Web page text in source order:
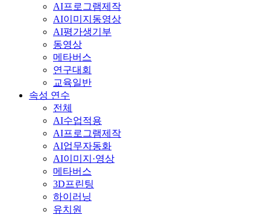
AI프로그램제작
AI이미지동영상
AI평가생기부
동영상
메타버스
연구대회
교육일반
속성 연수
전체
AI수업적용
AI프로그램제작
AI업무자동화
AI이미지·영상
메타버스
3D프린팅
하이러닝
유치원